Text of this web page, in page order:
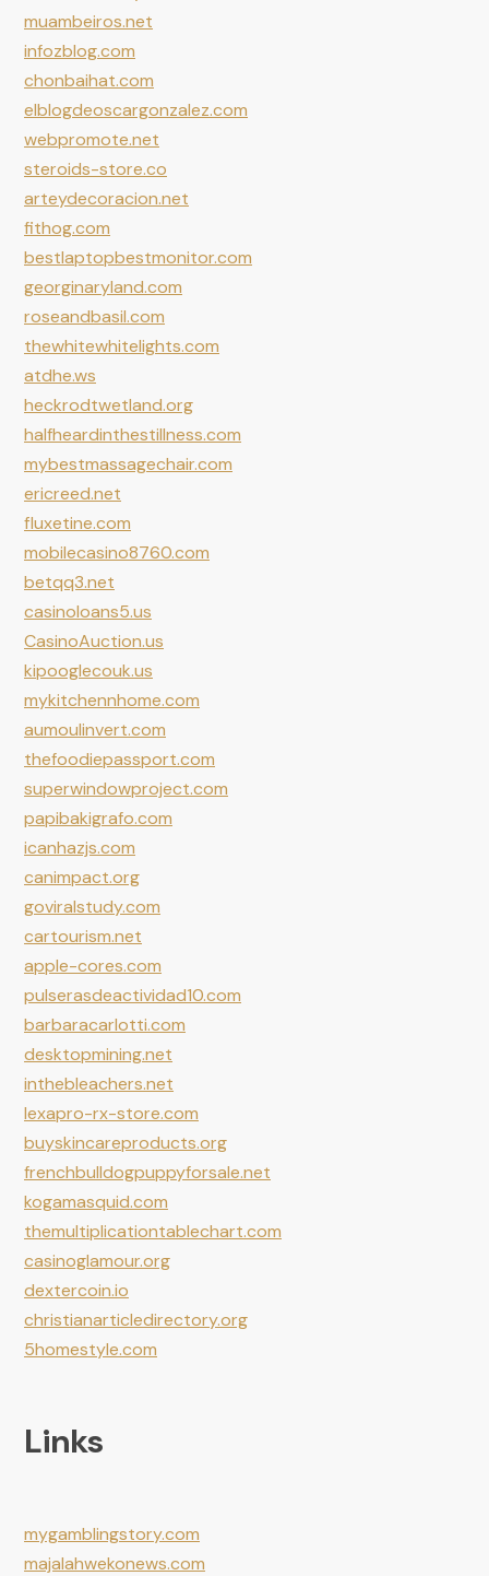
muambeiros.net
infozblog.com
chonbaihat.com
elblogdeoscargonzalez.com
webpromote.net
steroids-store.co
arteydecoracion.net
fithog.com
bestlaptopbestmonitor.com
georginaryland.com
roseandbasil.com
thewhitewhitelights.com
atdhe.ws
heckrodtwetland.org
halfheardinthestillness.com
mybestmassagechair.com
ericreed.net
fluxetine.com
mobilecasino8760.com
betqq3.net
casinoloans5.us
CasinoAuction.us
kipooglecouk.us
mykitchennhome.com
aumoulinvert.com
thefoodiepassport.com
superwindowproject.com
papibakigrafo.com
icanhazjs.com
canimpact.org
goviralstudy.com
cartourism.net
apple-cores.com
pulserasdeactividad10.com
barbaracarlotti.com
desktopmining.net
inthebleachers.net
lexapro-rx-store.com
buyskincareproducts.org
frenchbulldogpuppyforsale.net
kogamasquid.com
themultiplicationtablechart.com
casinoglamour.org
dextercoin.io
christianarticledirectory.org
5homestyle.com
Links
mygamblingstory.com
majalahwekonews.com